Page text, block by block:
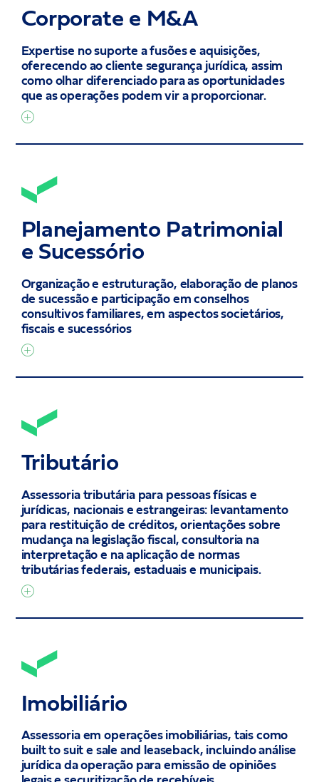
Corporate e M&A
Expertise no suporte a fusões e aquisições,
oferecendo ao cliente segurança jurídica, assim
como olhar diferenciado para as oportunidades
que as operações podem vir a proporcionar.
Planejamento Patrimonial
e Sucessório
Organização e estruturação, elaboração de planos
de sucessão e participação em conselhos
consultivos familiares, em aspectos societários,
fiscais e sucessórios
Tributário
Assessoria tributária para pessoas físicas e
jurídicas, nacionais e estrangeiras: levantamento
para restituição de créditos, orientações sobre
mudança na legislação fiscal, consultoria na
interpretação e na aplicação de normas
tributárias federais, estaduais e municipais.
Imobiliário
Assessoria em operações imobiliárias, tais como
built to suit e sale and leaseback, incluindo análise
jurídica da operação para emissão de opiniões